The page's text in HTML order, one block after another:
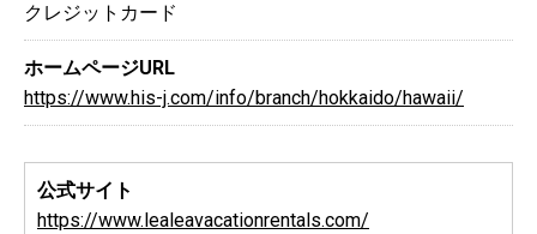
クレジットカード
ホームページURL
https://www.his-j.com/info/branch/hokkaido/hawaii/
公式サイト
https://www.lealeavacationrentals.com/